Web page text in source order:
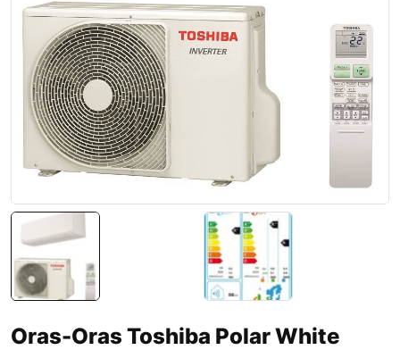
Oras-Oras Toshiba Polar White